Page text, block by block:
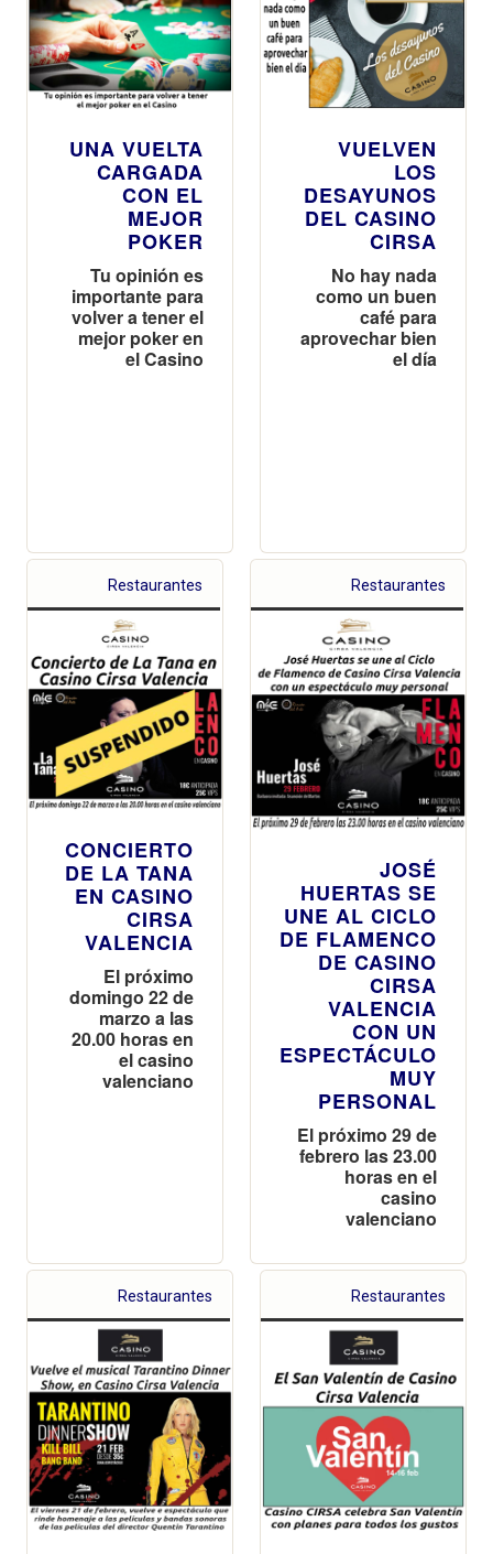
UNA VUELTA
CARGADA
CON EL
MEJOR
POKER
Tu opinión es
importante para
volver a tener el
mejor poker en
el Casino
VUELVEN
LOS
DESAYUNOS
DEL CASINO
CIRSA
No hay nada
como un buen
café para
aprovechar bien
el día
Restaurantes
CONCIERTO
DE LA TANA
EN CASINO
CIRSA
VALENCIA
El próximo
domingo 22 de
marzo a las
20.00 horas en
el casino
valenciano
Restaurantes
JOSÉ
HUERTAS SE
UNE AL CICLO
DE FLAMENCO
DE CASINO
CIRSA
VALENCIA
CON UN
ESPECTÁCULO
MUY
PERSONAL
El próximo 29 de
febrero las 23.00
horas en el
casino
valenciano
Restaurantes Restaurantes